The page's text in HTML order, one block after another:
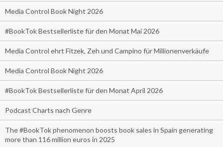
Media Control Book Night 2026
#BookTok Bestsellerliste für den Monat Mai 2026
Media Control ehrt Fitzek, Zeh und Campino für Millionenverkäufe
Media Control Book Night 2026
#BookTok Bestsellerliste für den Monat April 2026
Podcast Charts nach Genre
The #BookTok phenomenon boosts book sales in Spain generating
more than 116 million euros in 2025